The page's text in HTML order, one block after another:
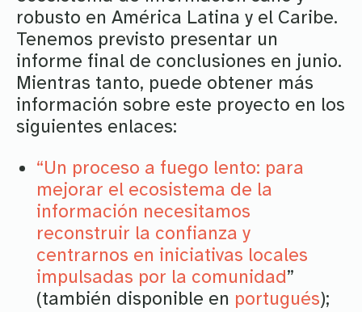
robusto en América Latina y el Caribe.
Tenemos previsto presentar un
informe final de conclusiones en junio.
Mientras tanto, puede obtener más
información sobre este proyecto en los
siguientes enlaces:
“Un proceso a fuego lento: para
mejorar el ecosistema de la
información necesitamos
reconstruir la confianza y
centrarnos en iniciativas locales
impulsadas por la comunidad”
(también disponible en portugués);